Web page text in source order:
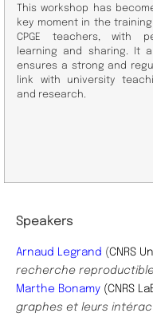
This workshop has
key moment in the
CPGE teachers, with
learning and sharing. It
ensures a strong and
link with university
and research.
Speakers
Arnaud Legrand (CNRS
recherche
Marthe Bonamy (CNRS
graphes et leurs